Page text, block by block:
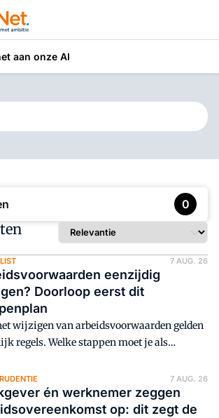
aan onze AI
vinden
0
7 AUG. 26
eenzijdig
Doorloop eerst dit
wijzigen van arbeidsvoorwaarden gelden
regels. Welke stappen moet je als
7 AUG. 26
én werknemer zeggen
op: dit zegt de